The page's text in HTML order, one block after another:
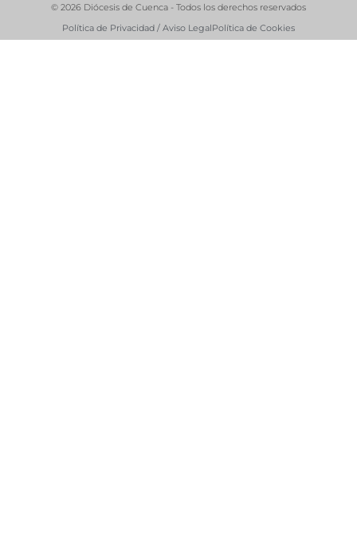
© 2026 Diócesis de Cuenca - Todos los derechos reservados
Política de Privacidad / Aviso LegalPolítica de Cookies